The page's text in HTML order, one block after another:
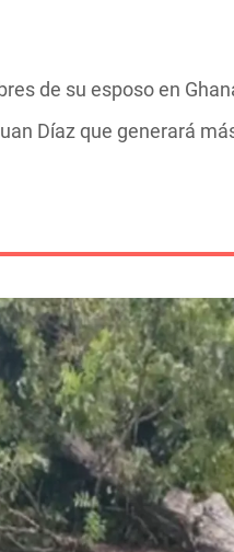
de su esposo en
Díaz que generará